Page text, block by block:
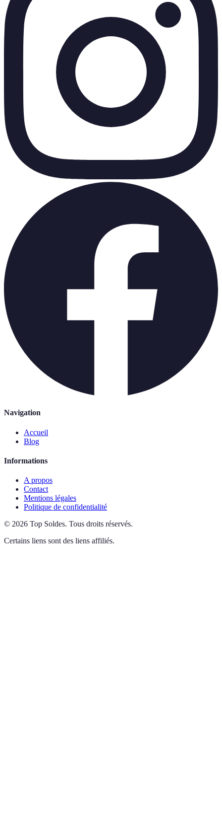
Navigation
Accueil
Blog
Informations
A propos
Contact
Mentions légales
Politique de confidentialité
© 2026 Top Soldes. Tous droits réservés.
Certains liens sont des liens affiliés.